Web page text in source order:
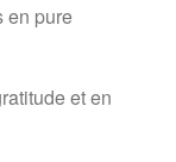
en pure
et en